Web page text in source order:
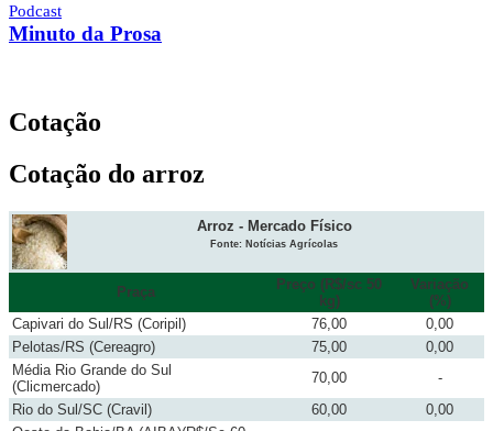
Podcast
Minuto da Prosa
Cotação
Cotação do arroz
Arroz - Mercado Físico
Fonte: Notícias Agrícolas
Praça
Preço (R$/sc 50
kg)
Variação
(%)
Capivari do Sul/RS (Coripil)
76,00
0,00
Pelotas/RS (Cereagro)
75,00
0,00
Média Rio Grande do Sul
(Clicmercado)
70,00
-
Rio do Sul/SC (Cravil)
60,00
0,00